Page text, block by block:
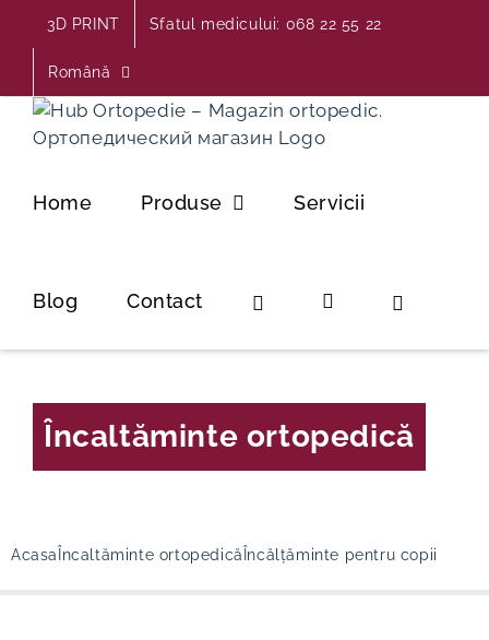
content
3D PRINT Sfatul medicului: 068 22 55 22
Română
Home Produse Servicii
Blog Contact
Încaltăminte ortopedică
Acasa Încaltăminte ortopedică Încălțăminte pentru copii